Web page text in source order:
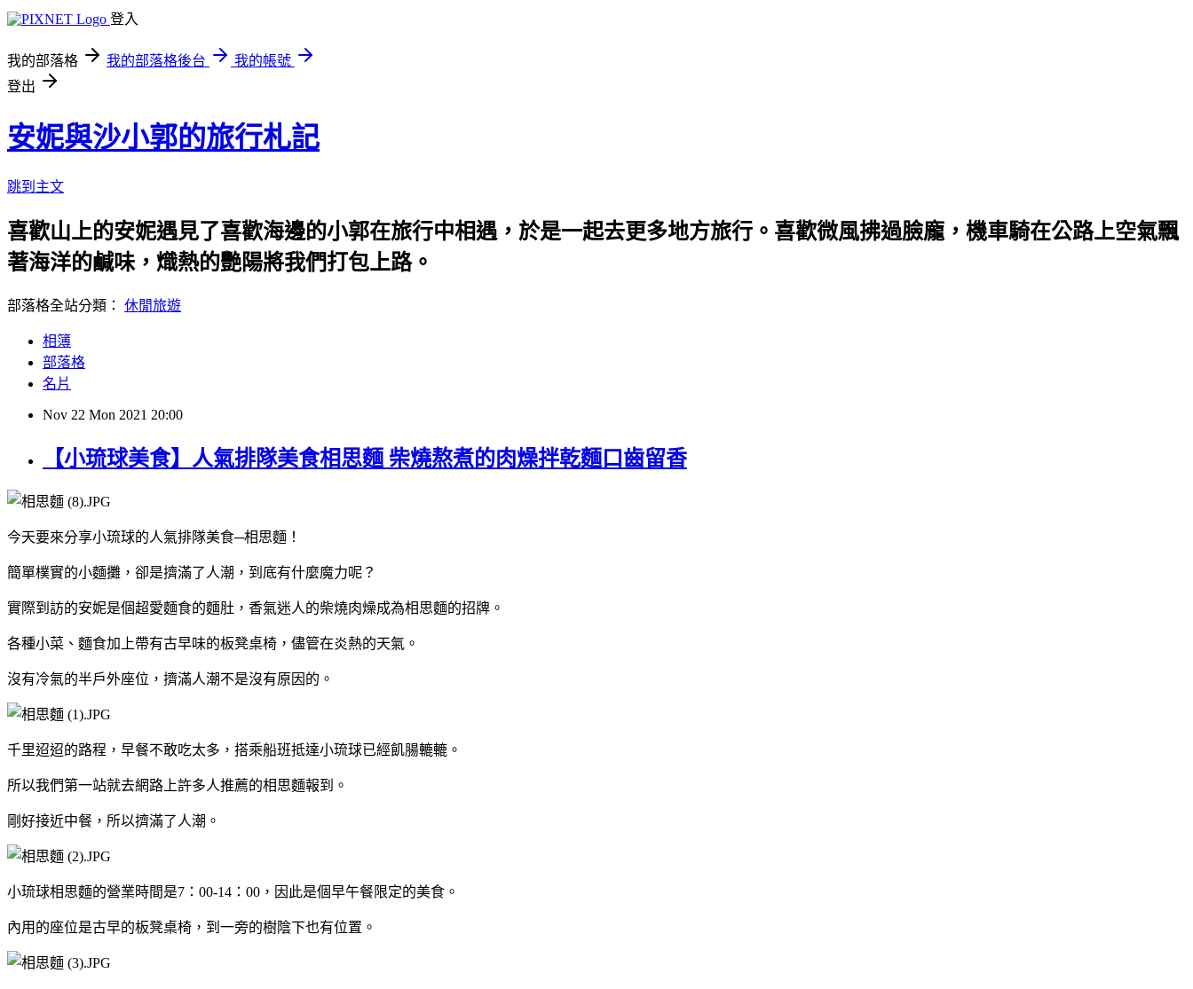
登入
我的部落格 我的部落格後台
我的帳號
登出
安妮與沙小郭的旅行札記
跳到主文
喜歡山上的安妮遇見了喜歡海邊的小郭在旅行中相遇，於是一起去更多地方旅行。喜歡微風拂過臉龐，機車騎在公路上空氣飄
著海洋的鹹味，熾熱的艷陽將我們打包上路。
部落格全站分類： 休閒旅遊
相簿
部落格
名片
Nov 22 Mon 2021 20:00
【小琉球美食】人氣排隊美食相思麵 柴燒熬煮的肉燥拌乾麵口齒留香
今天要來分享小琉球的人氣排隊美食─相思麵！
簡單樸實的小麵攤，卻是擠滿了人潮，到底有什麼魔力呢？
實際到訪的安妮是個超愛麵食的麵肚，香氣迷人的柴燒肉燥成為相思麵的招牌。
各種小菜、麵食加上帶有古早味的板凳桌椅，儘管在炎熱的天氣。
沒有冷氣的半戶外座位，擠滿人潮不是沒有原因的。
千里迢迢的路程，早餐不敢吃太多，搭乘船班抵達小琉球已經飢腸轆轆。
所以我們第一站就去網路上許多人推薦的相思麵報到。
剛好接近中餐，所以擠滿了人潮。
小琉球相思麵的營業時間是7：00-14：00，因此是個早午餐限定的美食。
內用的座位是古早的板凳桌椅，到一旁的樹陰下也有位置。